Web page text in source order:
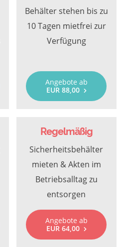
Behälter stehen bis zu
10 Tagen mietfrei zur
Verfügung
Angebote ab
EUR 88,00
Regelmäßig
Sicherheitsbehälter
mieten & Akten im
Betriebsalltag zu
entsorgen
Angebote ab
EUR 64,00